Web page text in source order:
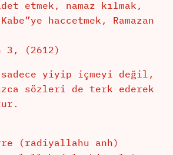
etmek, namaz kılmak,
haccetmek, Ramazan
3, (2612)
yiyip içmeyi değil,
sözleri de terk ederek
(radiyallahu anh)